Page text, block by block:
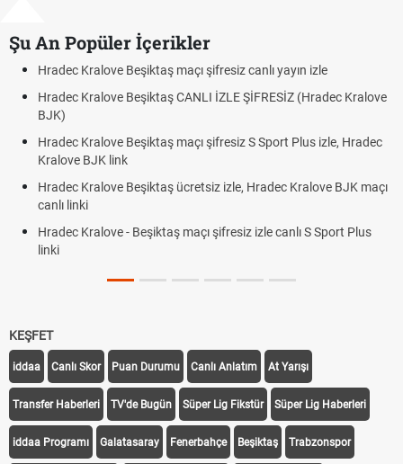
Şu An Popüler İçerikler
canlı yayın izle
ŞİFRESİZ (Hradec Kralove
S Sport Plus izle, Hradec
Hradec Kralove BJK maçı
izle canlı S Sport Plus
Hradec Kralove - Beşiktaş maçı
Hradec Kralove Beşiktaş maçı
Trivela Nedir? Trivela Vuruşu Nasıl
Plonjon Nedir? Kalecilikte Plonjon
KEŞFET
iddaa Canlı Skor Puan Durumu Canlı Anlatım At Yarışı
Transfer Haberleri TV'de Bugün Süper Lig Fikstür Süper Lig Haberleri
iddaa Programı Galatasaray Fenerbahçe Beşiktaş Trabzonspor